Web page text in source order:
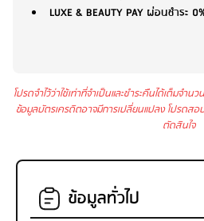
LUXE & BEAUTY PAY ผ่อนชำระ
โปรดจำไว้ว่าใช้เท่าที่จำเป็นและชำระคืนได้เต็มจำ
ข้อมูลบัตรเครดิตอาจมีการเปลี่ยนแปลง โปรด
ตัดสินใจ
ข้อมูลทั่วไป